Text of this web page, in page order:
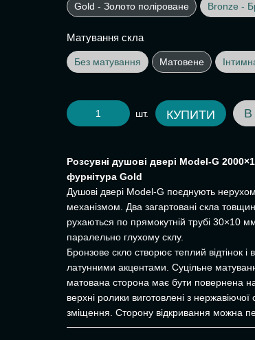
Gold - Золото поліроване Bronze -
Матування скла
Без матування Матовене
шт. КУПИТИ В
Розсувні душові двері Model-G
фурнітура Gold
Душові двері Model-G поєднують
механізмом. Два загартовані скла
рухаються по прямокутній трубі 30×10
паралельно глухому склу.
Бронзове скло створює теплий відтінок
латунними акцентами. Суцільне
матована сторона має бути повернена
верхні ролики виготовлені з
зміщення. Сторону відкривання можна